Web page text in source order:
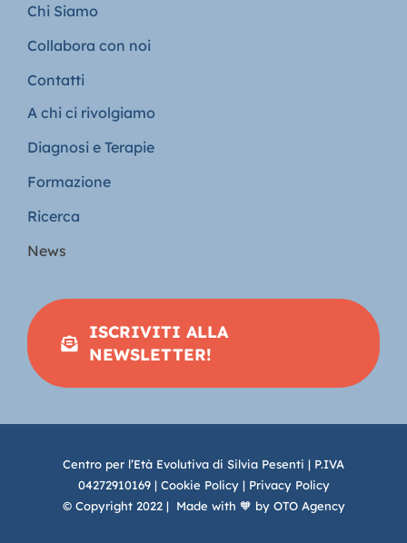
Chi Siamo
Collabora con noi
Contatti
A chi ci rivolgiamo
Diagnosi e Terapie
Formazione
Ricerca
News
ISCRIVITI ALLA
NEWSLETTER!
Centro per l’Età Evolutiva di Silvia Pesenti | P.IVA
04272910169 | Cookie Policy| Privacy Policy
© Copyright 2022 | Made with 🧡 by OTO Agency